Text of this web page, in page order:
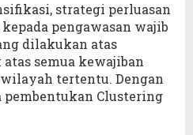
strategi perluasan
pengawasan wajib
dilakukan atas
semua kewajiban
tertentu. Dengan
Clustering